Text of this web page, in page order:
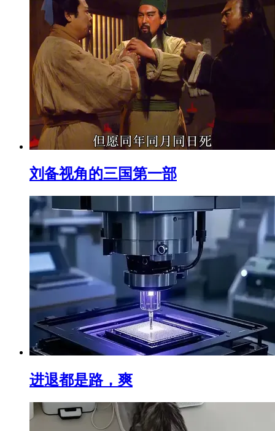
刘备视角的三国第一部
进退都是路，爽